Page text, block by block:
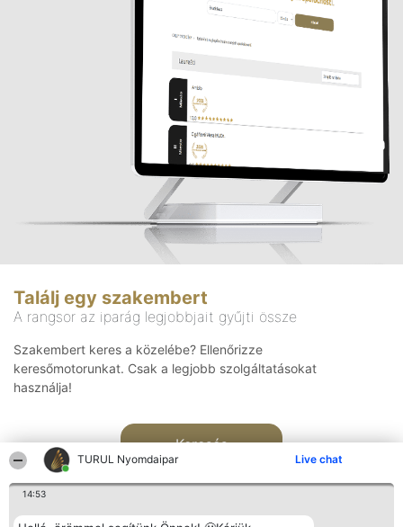
TURUL Nyomdaipar Live chat
14:53
Találj egy szakembert
A rangsor az iparág legjobbjait gyűjti össze
Szakembert keres a közelébe? Ellenőrizze
keresőmotorunkat. Csak a legjobb szolgáltatásokat
használja!
Keresés